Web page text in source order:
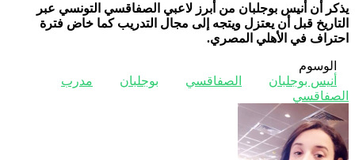
يذكر أن أنيس بوجلبان من أبرز لاعبي الصفاقسي التونسي عبر
التاريخ قبل أن يعتزل ويتجه إلى مجال التدريب كما خاض فترة
احتراف في الأهلي المصري.
الوسوم
أنيس بوجلبان
الصفاقسي بوجلبان
مدرب
الصفاقسي